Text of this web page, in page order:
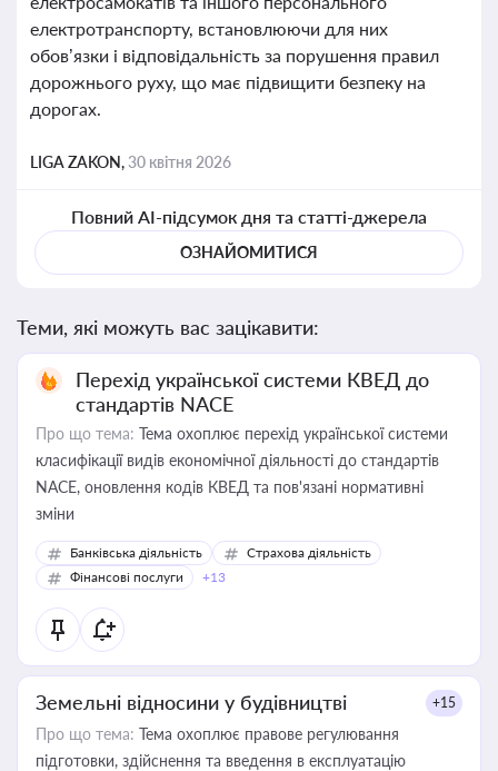
електротранспорту, встановлюючи для них
обов’язки і відповідальність за порушення правил
дорожнього руху, що має підвищити безпеку на
дорогах.
LIGA ZAKON,30 квітня 2026
Повний AI-підсумок дня та статті-джерела
ОЗНАЙОМИТИСЯ
Теми, які можуть вас зацікавити:
Перехід української системи КВЕД до
стандартів NACE
Про що тема: Тема охоплює перехід української системи
класифікації видів економічної діяльності до стандартів
NACE, оновлення кодів КВЕД та пов'язані нормативні
зміни
Банківська діяльність
Страхова діяльність
Фінансові послуги
+13
Земельні відносини у будівництві +15
Про що тема: Тема охоплює правове регулювання
підготовки, здійснення та введення в експлуатацію